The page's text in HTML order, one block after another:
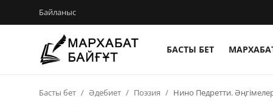
Байланыс
БАСТЫ БЕТ
Басты бет Әдебиет Поэзия Нино Педретти.